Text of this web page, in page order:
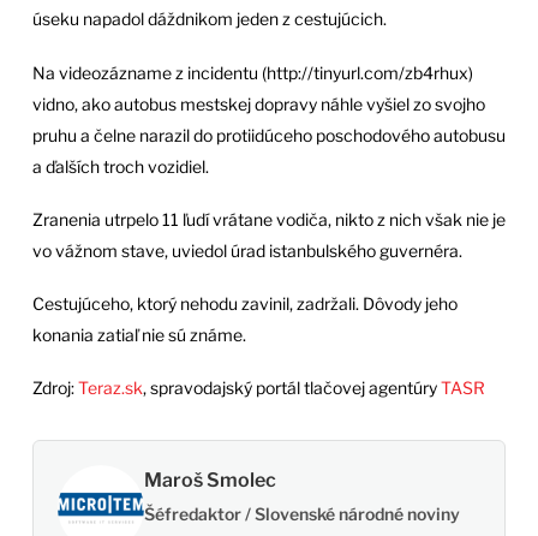
úseku napadol dáždnikom jeden z cestujúcich.
Na videozázname z incidentu (http://tinyurl.com/zb4rhux)
vidno, ako autobus mestskej dopravy náhle vyšiel zo svojho
pruhu a čelne narazil do protiidúceho poschodového autobusu
a ďalších troch vozidiel.
Zranenia utrpelo 11 ľudí vrátane vodiča, nikto z nich však nie je
vo vážnom stave, uviedol úrad istanbulského guvernéra.
Cestujúceho, ktorý nehodu zavinil, zadržali. Dôvody jeho
konania zatiaľ nie sú známe.
Zdroj:Teraz.sk, spravodajský portál tlačovej agentúryTASR
Maroš Smolec
Šéfredaktor / Slovenské národné noviny